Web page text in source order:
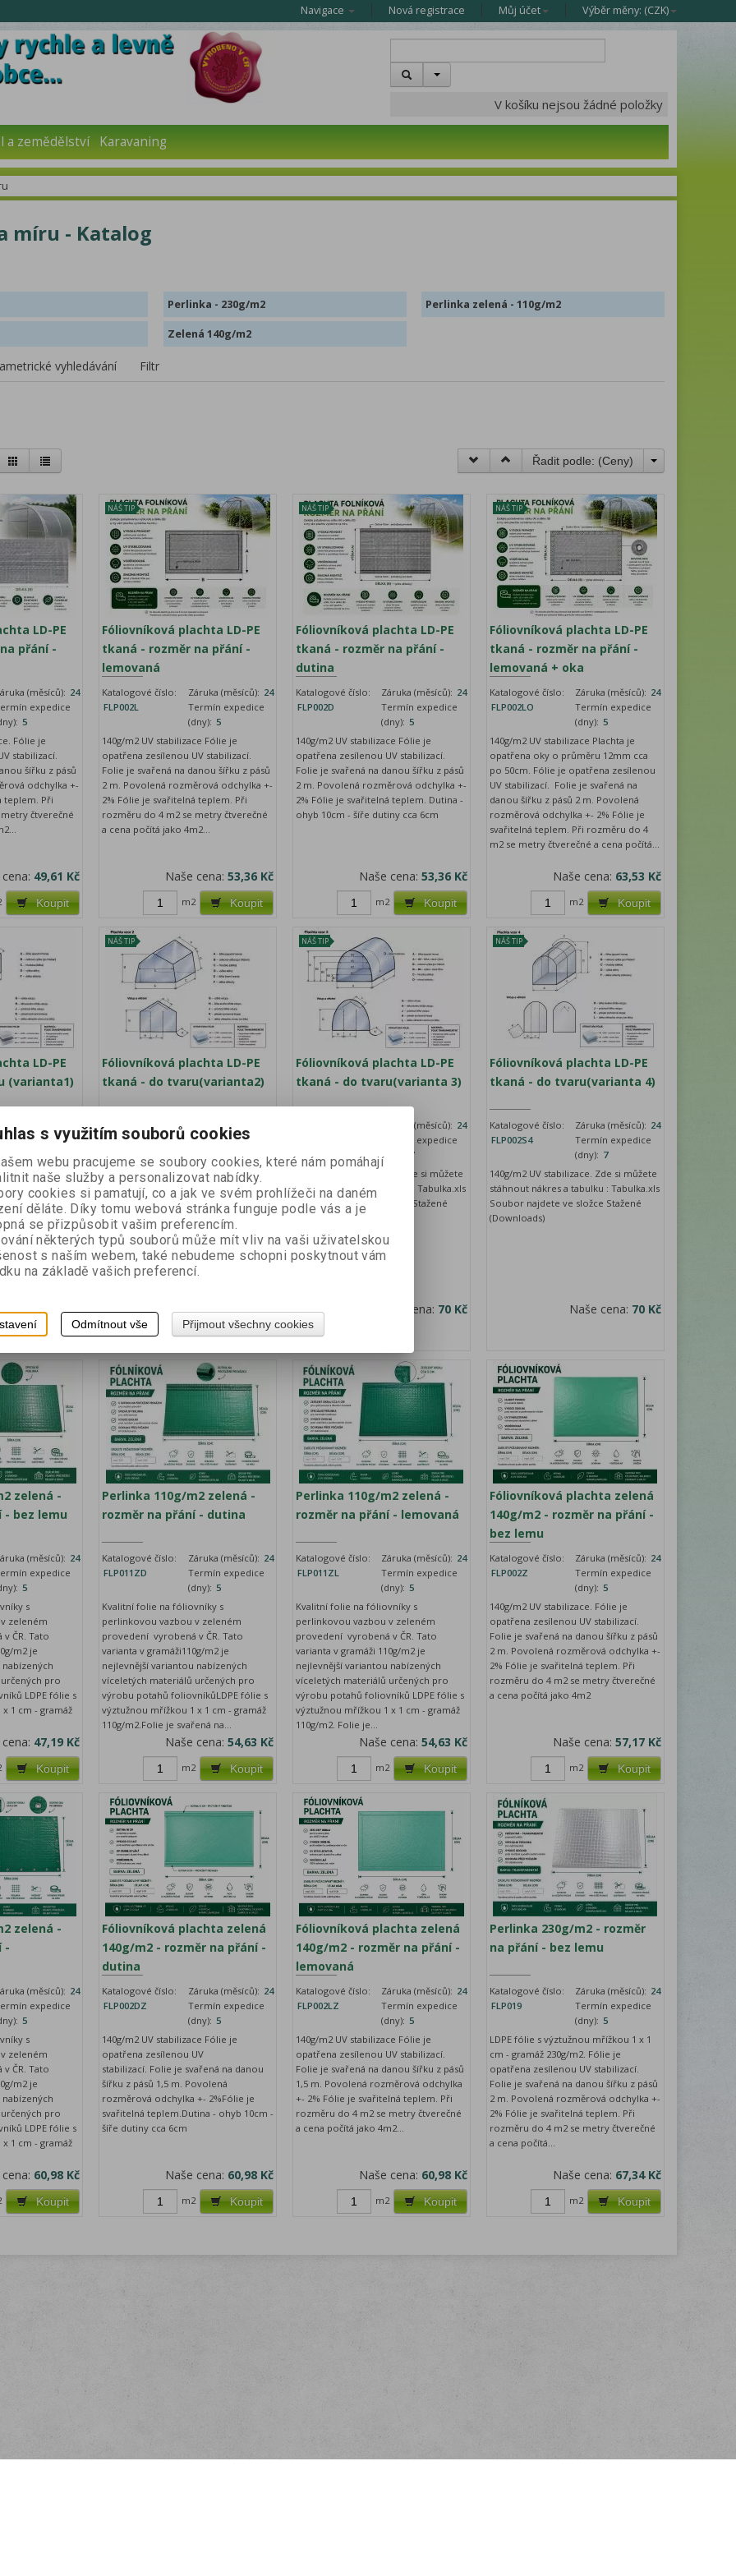
Navigace Nová registrace Můj účet Výběr měny: (CZK)
V košíku nejsou žádné položky
a zemědělství Karavaning
míru - Katalog
Perlinka - 230g/m2 Perlinka zelená - 110g/m2
Zelená 140g/m2
vyhledávání Filtr
Řadit podle: (Ceny)
LD-PE
přání -
(měsíců): 24
expedice
5
Fólie je
stabilizací.
šířku z pásů
odchylka +-
teplem. Při
čtverečné
49,61 Kč
Koupit
NÁŠ TIP
Fóliovníková plachta LD-PE
tkaná - rozměr na přání -
lemovaná
Katalogové číslo:
FLP002L
Záruka (měsíců): 24
Termín expedice
(dny): 5
140g/m2 UV stabilizace Fólie je
opatřena zesílenou UV stabilizací.
Folie je svařená na danou šířku z pásů
2 m. Povolená rozměrová odchylka +-
2% Fólie je svařitelná teplem. Při
rozměru do 4 m2 se metry čtverečné
a cena počítá jako 4m2...
Naše cena:53,36 Kč
Koupit
m2
NÁŠ TIP
Fóliovníková plachta LD-PE
tkaná - rozměr na přání -
dutina
Katalogové číslo:
FLP002D
Záruka (měsíců): 24
Termín expedice
(dny): 5
140g/m2 UV stabilizace Fólie je
opatřena zesílenou UV stabilizací.
Folie je svařená na danou šířku z pásů
2 m. Povolená rozměrová odchylka +-
2% Fólie je svařitelná teplem. Dutina -
ohyb 10cm - šíře dutiny cca 6cm
Naše cena:53,36 Kč
Koupit
m2
NÁŠ TIP
Fóliovníková plachta LD-PE
tkaná - rozměr na přání -
lemovaná + oka
Katalogové číslo:
FLP002LO
Záruka (měsíců): 24
Termín expedice
(dny): 5
140g/m2 UV stabilizace Plachta je
opatřena oky o průměru 12mm cca
po 50cm. Fólie je opatřena zesílenou
UV stabilizací. Folie je svařená na
danou šířku z pásů 2 m. Povolená
rozměrová odchylka +- 2% Fólie je
svařitelná teplem. Při rozměru do 4
m2 se metry čtverečné a cena počítá...
Naše cena: 63,53 Kč
Koupit
m2
LD-PE
(varianta1)
Záruka (měsíců):
expedice
Uvedená cena
stáhnout
Soubor
cena: 70 Kč
NÁŠ TIP
Fóliovníková plachta LD-PE
tkaná - do tvaru(varianta2)
Katalogové číslo:
FLP002S2
Záruka (měsíců):
Termín expedice
140g/m2 UV stabilizace. Zde si můžete
stáhnout nákres a tabulku : Tabulka.xls
Soubor najdete ve složce Stažené
(Downloads)
Naše cena:70 Kč
NÁŠ TIP
Fóliovníková plachta LD-PE
tkaná - do tvaru(varianta 3)
Záruka (měsíců): 24
Termín expedice
(dny):
7
140g/m2 UV stabilizace. Zde si můžete
stáhnout nákres a tabulku : Tabulka.xls
Soubor najdete ve složce Stažené
Naše cena: 70 Kč
NÁŠ TIP
Fóliovníková plachta LD-PE
tkaná - do tvaru(varianta 4)
Katalogové číslo:
FLP002S4
Záruka (měsíců): 24
Termín expedice
(dny): 7
140g/m2 UV stabilizace. Zde si můžete
stáhnout nákres a tabulku : Tabulka.xls
Soubor najdete ve složce Stažené
(Downloads)
Naše cena: 70 Kč
zelená -
- bez lemu
(měsíců): 24
expedice
5
s
zeleném
ČR. Tato
m2 je
pro
LDPE fólie s
1 cm - gramáž
47,19 Kč
Koupit
Perlinka 110g/m2 zelená -
rozměr na přání - dutina
Katalogové číslo:
FLP011ZD
Záruka (měsíců): 24
Termín expedice
(dny): 5
Kvalitní folie na fóliovníky s
perlinkovou vazbou v zeleném
provedení vyrobená v ČR. Tato
varianta v gramáži110g/m2 je
nejlevnější variantou nabízených
víceletých materiálů určených pro
výrobu potahů foliovníkůLDPE fólie s
výztužnou mřížkou 1 x 1 cm - gramáž
110g/m2.Folie je svařená na...
Naše cena:54,63 Kč
Koupit
m2
Perlinka 110g/m2 zelená -
rozměr na přání - lemovaná
Katalogové číslo:
FLP011ZL
Záruka (měsíců): 24
Termín expedice
(dny): 5
Kvalitní folie na fóliovníky s
perlinkovou vazbou v zeleném
provedení vyrobená v ČR. Tato
varianta v gramáži 110g/m2 je
nejlevnější variantou nabízených
víceletých materiálů určených pro
výrobu potahů foliovníků LDPE fólie s
výztužnou mřížkou 1 x 1 cm - gramáž
110g/m2. Folie je...
Naše cena:54,63 Kč
Koupit
m2
Fóliovníková plachta zelená
140g/m2 - rozměr na přání -
bez lemu
Katalogové číslo:
FLP002Z
Záruka (měsíců): 24
Termín expedice
(dny): 5
140g/m2 UV stabilizace. Fólie je
opatřena zesílenou UV stabilizací.
Folie je svařená na danou šířku z pásů
2 m. Povolená rozměrová odchylka +-
2% Fólie je svařitelná teplem. Při
rozměru do 4 m2 se metry čtverečné
a cena počítá jako 4m2
Naše cena: 57,17 Kč
Koupit
m2
zelená -
-
(měsíců): 24
expedice
5
s
zeleném
ČR. Tato
m2 je
pro
LDPE fólie s
1 cm - gramáž
60,98 Kč
Koupit
Fóliovníková plachta zelená
140g/m2 - rozměr na přání -
dutina
Katalogové číslo:
FLP002DZ
Záruka (měsíců): 24
Termín expedice
(dny): 5
140g/m2 UV stabilizace Fólie je
opatřena zesílenou UV
stabilizací. Folie je svařená na danou
šířku z pásů 1,5 m. Povolená
rozměrová odchylka +- 2%Fólie je
svařitelná teplem.Dutina - ohyb 10cm -
šíře dutiny cca 6cm
Naše cena: 60,98 Kč
Koupit
m2
Fóliovníková plachta zelená
140g/m2 - rozměr na přání -
lemovaná
Katalogové číslo:
FLP002LZ
Záruka (měsíců): 24
Termín expedice
(dny): 5
140g/m2 UV stabilizace Fólie je
opatřena zesílenou UV stabilizací.
Folie je svařená na danou šířku z pásů
1,5 m. Povolená rozměrová odchylka
+- 2% Fólie je svařitelná teplem. Při
rozměru do 4 m2 se metry čtverečné
a cena počítá jako 4m2...
Naše cena: 60,98 Kč
Koupit
m2
Perlinka 230g/m2 - rozměr
na přání - bez lemu
Katalogové číslo:
FLP019
Záruka (měsíců): 24
Termín expedice
(dny): 5
LDPE fólie s výztužnou mřížkou 1 x 1
cm - gramáž 230g/m2. Fólie je
opatřena zesílenou UV stabilizací.
Folie je svařená na danou šířku z pásů
2 m. Povolená rozměrová odchylka +-
2% Fólie je svařitelná teplem. Při
rozměru do 4 m2 se metry čtverečné
a cena počítá...
Naše cena: 67,34 Kč
Koupit
m2
s využitím souborů cookies
webu pracujeme se soubory cookies, které nám pomáhají
naše služby a personalizovat nabídky.
cookies si pamatují, co a jak ve svém prohlížeči na daném
děláte. Díky tomu webová stránka funguje podle vás a je
se přizpůsobit vašim preferencím.
některých typů souborů může mít vliv na vaši uživatelskou
s naším webem, také nebudeme schopni poskytnout vám
na základě vašich preferencí.
Odmítnout vše Přijmout všechny cookies